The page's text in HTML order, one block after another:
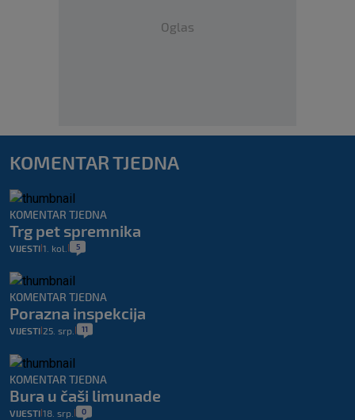
Oglas
KOMENTAR TJEDNA
KOMENTAR TJEDNA
Trg pet spremnika
VIJESTI 1. kol. 5
KOMENTAR TJEDNA
Porazna inspekcija
VIJESTI 25. srp. 11
KOMENTAR TJEDNA
Bura u čaši limunade
VIJESTI 18. srp. 0